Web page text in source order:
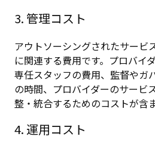
3. 管理コスト
アウトソーシングされたサービ
に関連する費用です。プロバイ
専任スタッフの費用、監督やガ
の時間、プロバイダーのサービ
整・統合するためのコストが含
4. 運用コスト